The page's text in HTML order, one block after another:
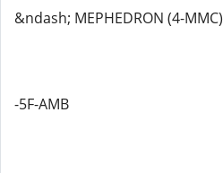
&ndash; MEPHEDRON (4-MMC)
-5F-AMB